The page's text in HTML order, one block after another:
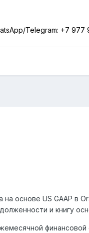
/Telegram: +7 977
основе US GAAP в
и книгу
финансовой